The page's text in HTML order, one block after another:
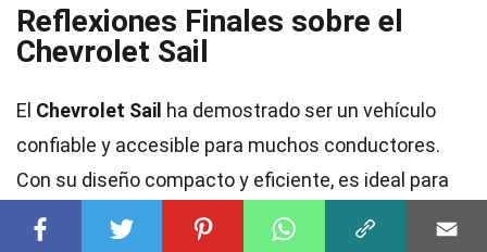
Reflexiones Finales sobre el
Chevrolet Sail
El Chevrolet Sail ha demostrado ser un vehículo
confiable y accesible para muchos conductores.
Con su diseño compacto y eficiente, es ideal para
quienes buscan un auto económico sin sacrificar